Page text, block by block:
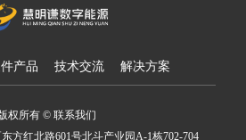
产品 技术交流 解决方案
权所有 © 联系我们
方红北路601号北斗产业园A-1栋702-704